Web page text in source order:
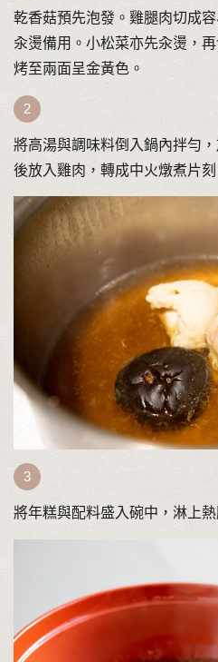
乾香菇預先泡發。雞腿肉切成
汆燙備用。小松菜亦先汆燙，
烤至兩面呈金黃色。
將高湯與調味料倒入鍋內拌勻
後放入雞肉，轉成中火燉煮片刻
將年糕與配料盛入碗中，淋上熱